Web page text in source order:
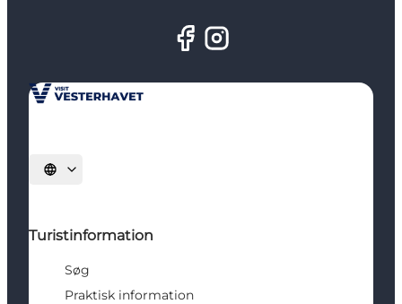
Vælg sprog
Turistinformation
Søg
Praktisk information